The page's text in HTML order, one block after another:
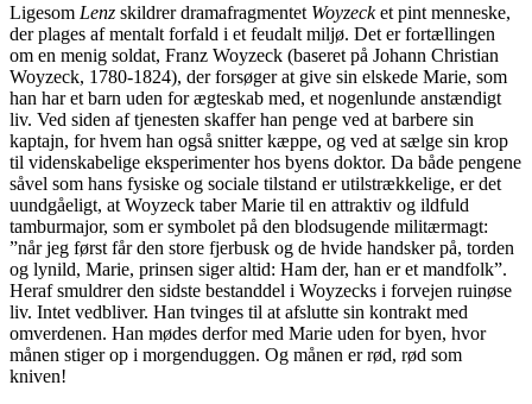
Ligesom Lenz skildrer dramafragmentet Woyzecket pint menneske,
der plages af mentalt forfald i et feudalt miljø. Det er fortællingen
om en menig soldat, Franz Woyzeck (baseret på Johann Christian
Woyzeck, 1780-1824), der forsøger at give sin elskede Marie, som
han har et barn uden for ægteskab med, et nogenlunde anstændigt
liv. Ved siden af tjenesten skaffer han penge ved at barbere sin
kaptajn, for hvem han også snitter kæppe, og ved at sælge sin krop
til videnskabelige eksperimenter hos byens doktor. Da både pengene
såvel som hans fysiske og sociale tilstand er utilstrækkelige, er det
uundgåeligt, at Woyzeck taber Marie til en attraktiv og ildfuld
tamburmajor, som er symbolet på den blodsugende militærmagt:
”når jeg først får den store fjerbusk og de hvide handsker på, torden
og lynild, Marie, prinsen siger altid: Ham der, han er et mandfolk”.
Heraf smuldrer den sidste bestanddel i Woyzecks i forvejen ruinøse
liv. Intet vedbliver. Han tvinges til at afslutte sin kontrakt med
omverdenen. Han mødes derfor med Marie uden for byen, hvor
månen stiger op i morgenduggen. Og månen er rød, rød som
kniven!